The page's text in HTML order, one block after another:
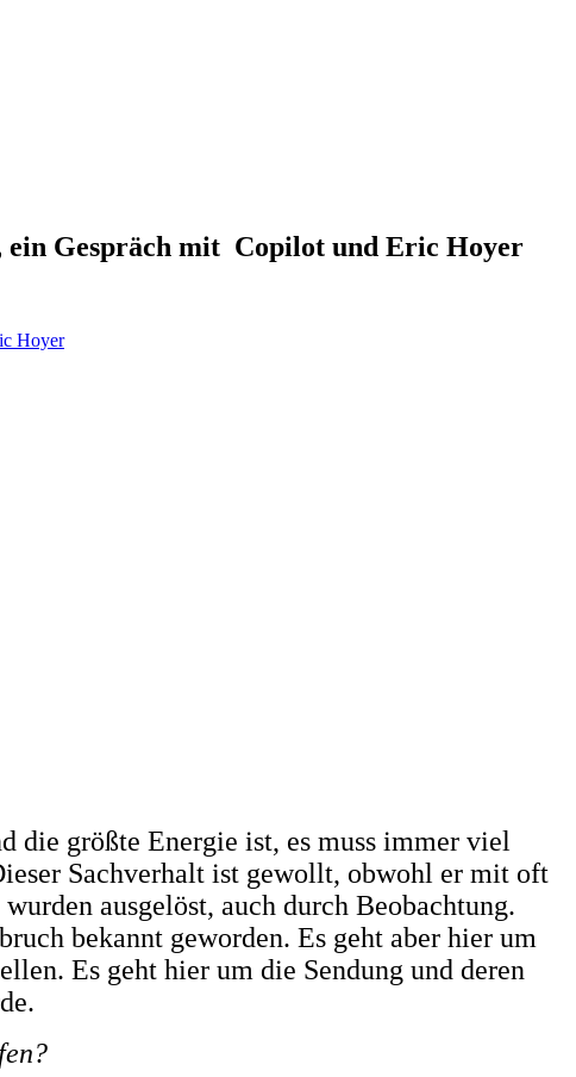
ein Gespräch mit Copilot und Eric Hoyer
Hoyer
die größte Energie ist, es muss immer viel
Sachverhalt ist gewollt, obwohl er mit oft
ausgelöst, auch durch Beobachtung.
bekannt geworden. Es geht aber hier um
Es geht hier um die Sendung und deren